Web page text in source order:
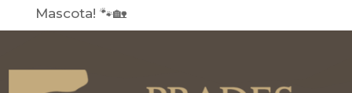
Mascota! 🐾🏡